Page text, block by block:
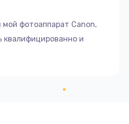
фотоаппарат Canon,
квалифицированно и